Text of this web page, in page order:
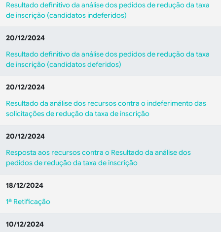
Resultado definitivo da análise dos pedidos de redução da taxa
de inscrição (candidatos indeferidos)
20/12/2024
Resultado definitivo da análise dos pedidos de redução da taxa
de inscrição (candidatos deferidos)
20/12/2024
Resultado da análise dos recursos contra o indeferimento das
solicitações de redução da taxa de inscrição
20/12/2024
Resposta aos recursos contra o Resultado da análise dos
pedidos de redução da taxa de inscrição
18/12/2024
1ª Retificação
10/12/2024